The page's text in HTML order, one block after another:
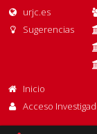
urjc.es
Sugerencias
Inicio
Acceso